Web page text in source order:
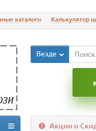
каталоги Калькулятор
Везде
Акции и